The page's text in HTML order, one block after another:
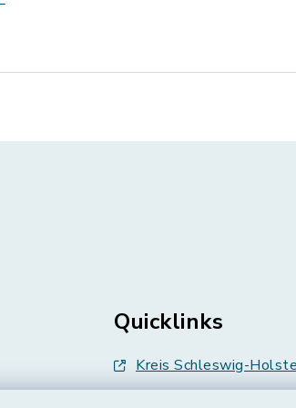
Quicklinks
Kreis Schleswig-